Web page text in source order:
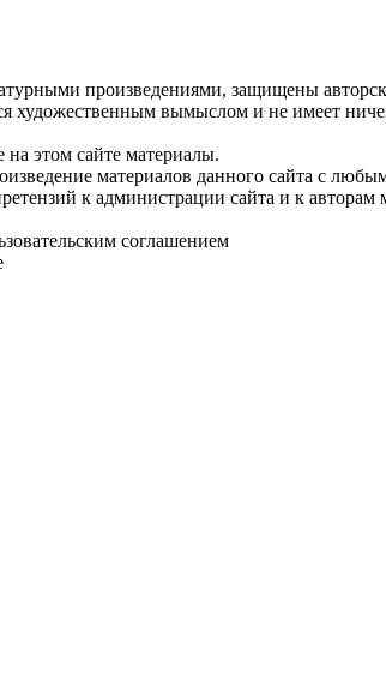
произведениями, защищены
художественным вымыслом и не имеет
на этом сайте материалы.
материалов данного сайта с
к администрации сайта и к
соглашением